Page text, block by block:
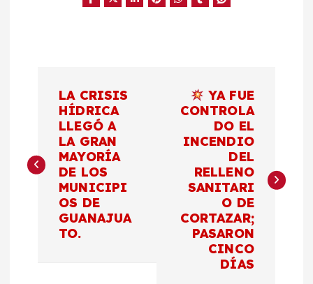
v
e
LA CRISIS
HÍDRICA
LLEGÓ A
LA GRAN
MAYORÍA
DE LOS
MUNICIPI
OS DE
GUANAJUA
TO.
YA FUE
CONTROLA
DO EL
INCENDIO
DEL
RELLENO
SANITARI
O DE
CORTAZAR;
PASARON
CINCO
DÍAS